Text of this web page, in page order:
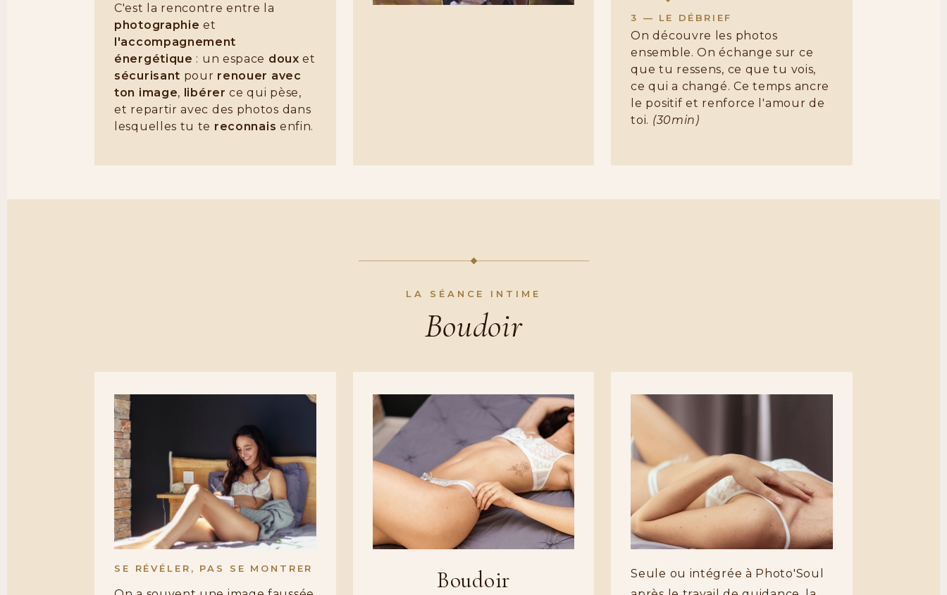
C'est la rencontre entre la
photographie et
l'accompagnement
énergétique : un espace doux et
sécurisant pour renouer avec
ton image, libérer ce qui pèse,
et repartir avec des photos dans
lesquelles tu te reconnais enfin.
3 — LE DÉBRIEF
On découvre les photos
ensemble. On échange sur ce
que tu ressens, ce que tu vois,
ce qui a changé. Ce temps ancre
le positif et renforce l'amour de
toi. (30min)
LA SÉANCE INTIME
Boudoir
SE RÉVÉLER, PAS SE MONTRER Boudoir
Seule ou intégrée à Photo'Soul